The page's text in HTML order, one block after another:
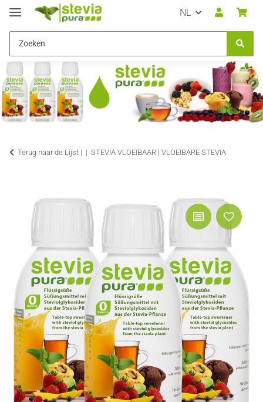
NL
Terug naar de Lijst | STEVIA VLOEIBAAR | VLOEIBARE STEVIA